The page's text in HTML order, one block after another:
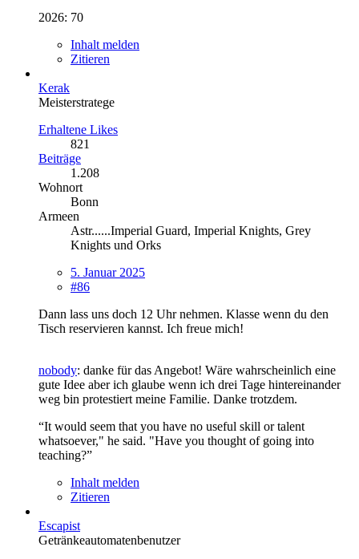
2026: 70
Inhalt melden
Zitieren
Kerak
Meisterstratege
Erhaltene Likes
821
Beiträge
1.208
Wohnort
Bonn
Armeen
Astr......Imperial Guard, Imperial Knights, Grey
Knights und Orks
5. Januar 2025
#86
Dann lass uns doch 12 Uhr nehmen. Klasse wenn du den
Tisch reservieren kannst. Ich freue mich!
nobody: danke für das Angebot! Wäre wahrscheinlich eine
gute Idee aber ich glaube wenn ich drei Tage hintereinander
weg bin protestiert meine Familie. Danke trotzdem.
“It would seem that you have no useful skill or talent
whatsoever," he said. "Have you thought of going into
teaching?”
Inhalt melden
Zitieren
Escapist
Getränkeautomatenbenutzer